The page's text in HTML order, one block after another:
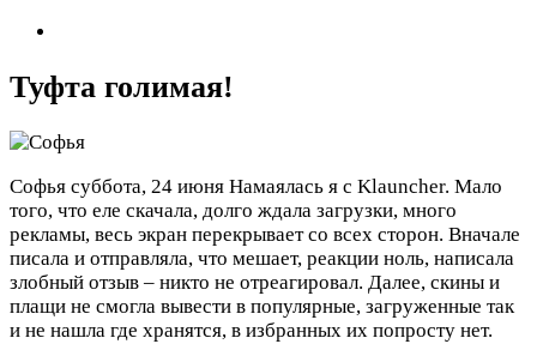
Туфта голимая!
Софья суббота, 24 июня Намаялась я с Klauncher. Мало
того, что еле скачала, долго ждала загрузки, много
рекламы, весь экран перекрывает со всех сторон. Вначале
писала и отправляла, что мешает, реакции ноль, написала
злобный отзыв – никто не отреагировал. Далее, скины и
плащи не смогла вывести в популярные, загруженные так
и не нашла где хранятся, в избранных их попросту нет.